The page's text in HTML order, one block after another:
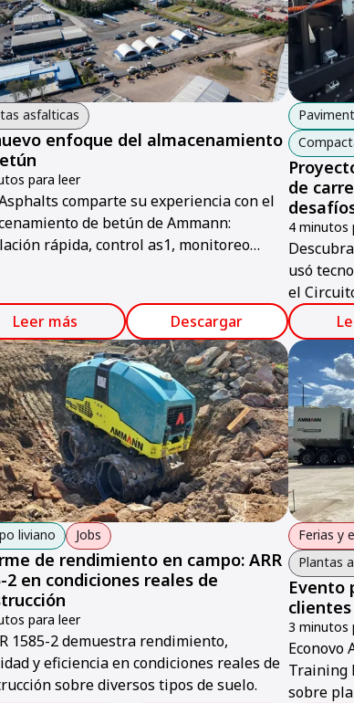
asfalticas
enfoque del almacenamiento
para leer
comparte su experiencia con el
de betún de Ammann:
rápida, control as1, monitoreo
Leer más Descargar
de
4 minutos
usó
el
y
liviano Jobs
de rendimiento en campo: ARR
2 en condiciones reales de
para leer
1585-2 demuestra rendimiento,
y eficiencia en condiciones reales de
sobre diversos tipos de suelo.
Ferias y
Plantas
Evento
3 minutos
Econovo
Training
sobre